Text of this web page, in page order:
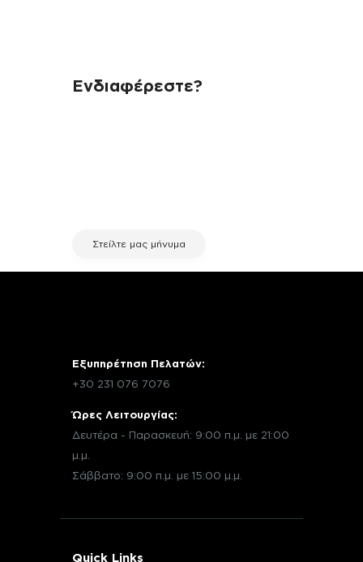
Ενδιαφέρεστε?
Στείλτε μας μήνυμα
Εξυπηρέτηση Πελατών:
+30 231 076 7076
Ώρες Λειτουργίας:
Δευτέρα - Παρασκευή: 9:00 π.μ. με 21:00
μ.μ.
Σάββατο: 9:00 π.μ. με 15:00 μ.μ.
Quick Links